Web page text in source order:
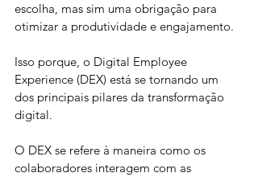
escolha, mas sim uma obrigação para
otimizar a produtividade e engajamento.
Isso porque, o Digital Employee
Experience (DEX) está se tornando um
dos principais pilares da transformação
digital.
O DEX se refere à maneira como os
colaboradores interagem com as